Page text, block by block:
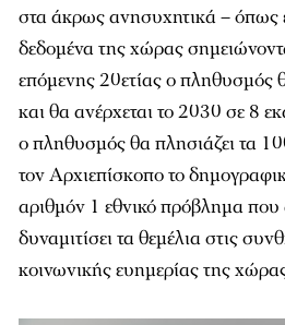
στα άκρως ανησυχητικά – όπως
δεδομένα της χώρας
επόμενης 20ετίας ο πληθυσμός
και θα ανέρχεται το 2030 σε 8
ο πληθυσμός θα πλησιάζει τα
τον Αρχιεπίσκοπο το
αριθμόν 1 εθνικό πρόβλημα που
δυναμιτίσειτα θεμέλια στις
κοινωνικής ευημερίας της